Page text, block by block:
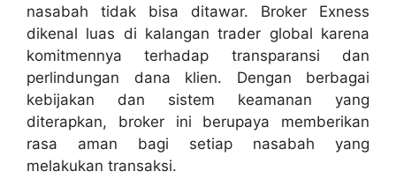
nasabah tidak bisa ditawar. Broker Exness
dikenal luas di kalangan trader global karena
komitmennya terhadap transparansi dan
perlindungan dana klien. Dengan berbagai
kebijakan dan sistem keamanan yang
diterapkan, broker ini berupaya memberikan
rasa aman bagi setiap nasabah yang
melakukan transaksi.